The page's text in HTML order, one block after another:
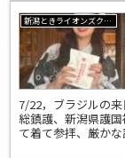
新潟ときライオンズクラブ
7/22，ブラジルの
総鎮護、新潟県護
て着て参拝、厳